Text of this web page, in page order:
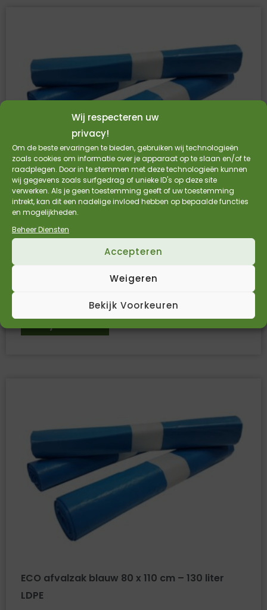
Wij respecteren uw
privacy!
Om de beste ervaringen te bieden, gebruiken wij technologieën
zoals cookies om informatie over je apparaat op te slaan en/of te
raadplegen. Door in te stemmen met deze technologieën kunnen
wij gegevens zoals surfgedrag of unieke ID's op deze site
verwerken. Als je geen toestemming geeft of uw toestemming
intrekt, kan dit een nadelige invloed hebben op bepaalde functies
en mogelijkheden.
Beheer Diensten
Accepteren
Weigeren
Bekijk Voorkeuren
ECO afvalzak blauw 90 x 110 cm – 140 liter
LDPE
Incl. BTW € 24,99 Excl. BTW
Bekijk Product
ECO afvalzak blauw 80 x 110 cm – 130 liter
LDPE